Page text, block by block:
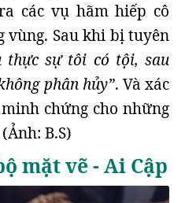
các vụ hãm hiếp cô
Sau khi bị tuyên
thực sự tôi có tội, sau
phân hủy”. Và xác
chứng cho những
B.S)
mặt vẽ - Ai Cập